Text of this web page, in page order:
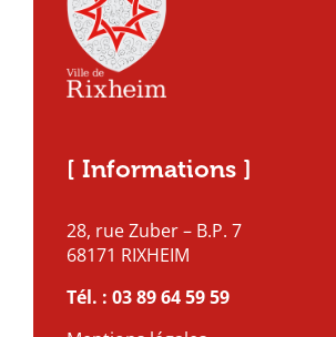
[ Informations ]
28, rue Zuber – B.P. 7
68171 RIXHEIM
Tél. : 03 89 64 59 59